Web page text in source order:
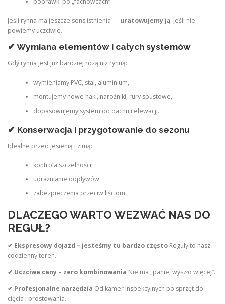
Jeśli rynna ma jeszcze sens istnienia — uratowujemy ją. Jeśli nie —
powiemy uczciwie.
✔ Wymiana elementów i całych systemów
Gdy rynna jest już bardziej rdzą niż rynną:
wymieniamy PVC, stal, aluminium,
montujemy nowe haki, narożniki, rury spustowe,
dopasowujemy system do dachu i elewacji.
✔ Konserwacja i przygotowanie do sezonu
Idealne przed jesienią i zimą:
kontrola szczelności,
udrażnianie odpływów,
zabezpieczenia przeciw liściom.
DLACZEGO WARTO WEZWAĆ NAS DO
REGUŁ?
✔ Ekspresowy dojazd – jesteśmy tu bardzo często Reguły to nasz
codzienny teren.
✔ Uczciwe ceny – zero kombinowania Nie ma „panie, wyszło więcej”.
✔ Profesjonalne narzędzia Od kamer inspekcyjnych po sprzęt do
cięcia i prostowania.